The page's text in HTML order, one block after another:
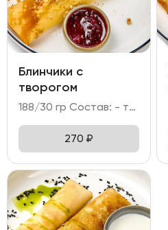
Блинчики с
творогом
188/30 гр Состав: - творог 5%, крупа манная; - мука, яйцо куриное, молоко; - грецкий орех, сахарная пудра; - брусничное варенье.
270 ₽